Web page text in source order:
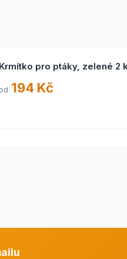
Krmítko pro ptáky, zelené 2
od 194 Kč